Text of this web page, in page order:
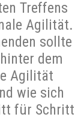
Treffens
Agilität.
sollte
dem
Agilität
wie sich
für Schritt